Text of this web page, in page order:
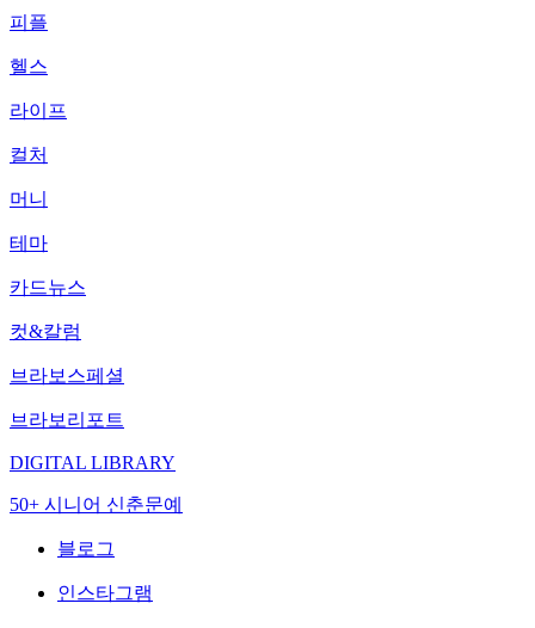
피플
헬스
라이프
컬처
머니
테마
카드뉴스
컷&칼럼
브라보스페셜
브라보리포트
DIGITAL LIBRARY
50+ 시니어 신춘문예
블로그
인스타그램